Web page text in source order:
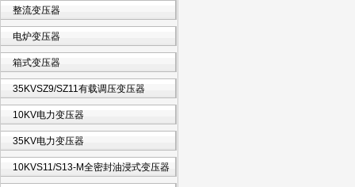
整流变压器
电炉变压器
箱式变压器
35KVSZ9/SZ11有载调压变压器
10KV电力变压器
35KV电力变压器
10KVS11/S13-M全密封油浸式变压器